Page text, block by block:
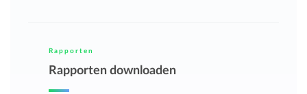
Rapporten
Rapporten downloaden